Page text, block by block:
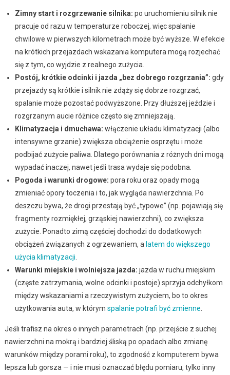
Zimny start i rozgrzewanie silnika: po uruchomieniu silnik nie
pracuje od razu w temperaturze roboczej, więc spalanie
chwilowe w pierwszych kilometrach może być wyższe. W efekcie
na krótkich przejazdach wskazania komputera mogą rozjechać
się z tym, co wyjdzie z realnego zużycia.
Postój, krótkie odcinki i jazda „bez dobrego rozgrzania”: gdy
przejazdy są krótkie i silnik nie zdąży się dobrze rozgrzać,
spalanie może pozostać podwyższone. Przy dłuższej jeździe i
rozgrzanym aucie różnice często się zmniejszają.
Klimatyzacja i dmuchawa: włączenie układu klimatyzacji (albo
intensywne grzanie) zwiększa obciążenie osprzętu i może
podbijać zużycie paliwa. Dlatego porównania z różnych dni mogą
wypadać inaczej, nawet jeśli trasa wydaje się podobna.
Pogoda i warunki drogowe: pora roku oraz opady mogą
zmieniać opory toczenia i to, jak wygląda nawierzchnia. Po
deszczu bywa, że drogi przestają być „typowe” (np. pojawiają się
fragmenty rozmiękłej, grząskiej nawierzchni), co zwiększa
zużycie. Ponadto zimą częściej dochodzi do dodatkowych
obciążeń związanych z ogrzewaniem, a latem do większego
użycia klimatyzacji
Warunki miejskie i wolniejsza jazda: jazda w ruchu miejskim
(częste zatrzymania, wolne odcinki i postoje) sprzyja odchyłkom
między wskazaniami a rzeczywistym zużyciem, bo to okres
użytkowania auta, w którym spalanie potrafi być zmienne
Jeśli trafisz na okres o innych parametrach (np. przejście z suchej
nawierzchni na mokrą i bardziej śliską po opadach albo zmianę
warunków między porami roku), to zgodność z komputerem bywa
lepsza lub gorsza — i nie musi oznaczać błędu pomiaru, tylko inny